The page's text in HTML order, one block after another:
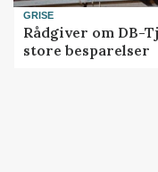
GRISE
Rådgiver om DB-
store besparelser